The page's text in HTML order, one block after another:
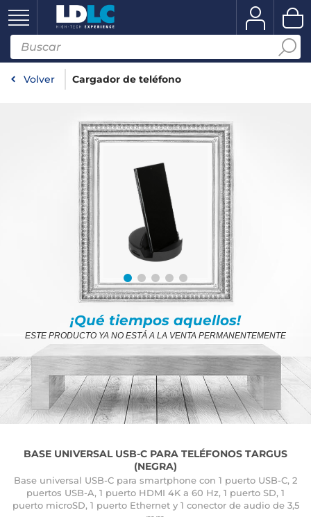
Volver Cargador de teléfono
¡Qué tiempos aquellos!
ESTE PRODUCTO YA NO ESTÁ A LA VENTA PERMANENTEMENTE
BASE UNIVERSAL USB-C PARA TELÉFONOS TARGUS
(NEGRA)
Base universal USB-C para smartphone con 1 puerto USB-C, 2
puertos USB-A, 1 puerto HDMI 4K a 60 Hz, 1 puerto SD, 1
puerto microSD, 1 puerto Ethernet y 1 conector de audio de 3,5